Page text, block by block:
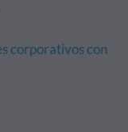
corporativos con